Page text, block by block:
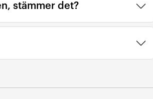
stämmer det?